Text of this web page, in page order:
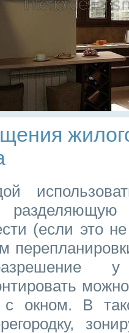
(если это
у
окном. В